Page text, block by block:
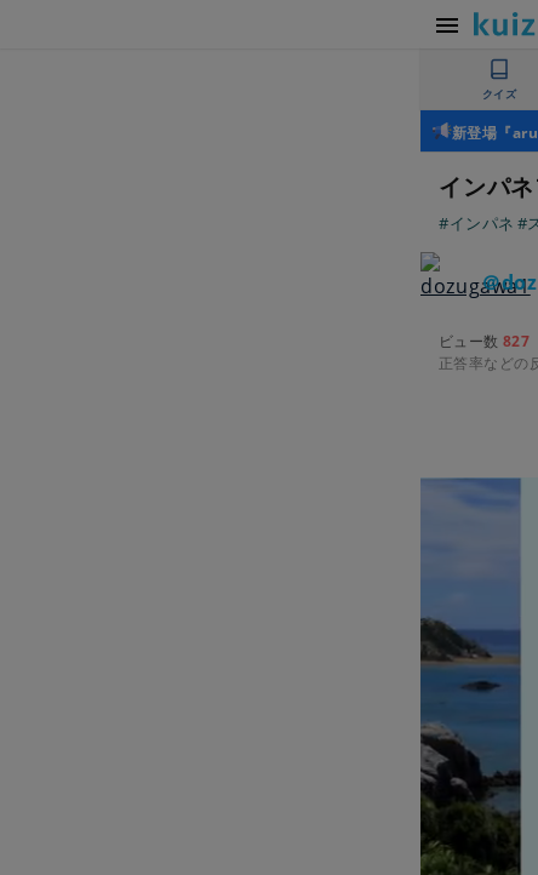
クイズ
新登場『
インパ
#インパネ #
＠
ビュー数 827
正答率などの